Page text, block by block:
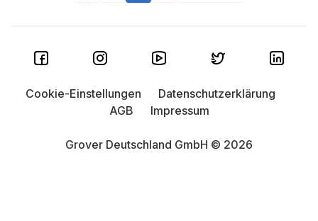
Grover Deutschland GmbH © 2026
Cookie-Einstellungen
Datenschutzerklärung
AGB
Impressum